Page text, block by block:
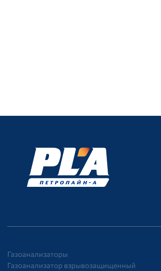
Газоанализаторы
Газоанализатор взрывозащищенный